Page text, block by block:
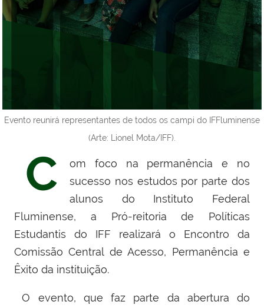
Evento reunirá representantes de todos os campi do IFFluminense
(Arte: Lionel Mota/IFF).
C
om foco na permanência e no
sucesso nos estudos por parte dos
alunos do Instituto Federal
Fluminense, a Pró-reitoria de Políticas
Estudantis do IFF realizará o Encontro da
Comissão Central de Acesso, Permanência e
Êxito da instituição.
O evento, que faz parte da abertura do